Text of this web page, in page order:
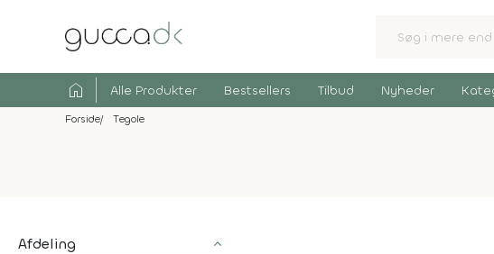
home Alle Produkter Bestsellers Tilbud Nyheder
Forside Tegole
Afdeling